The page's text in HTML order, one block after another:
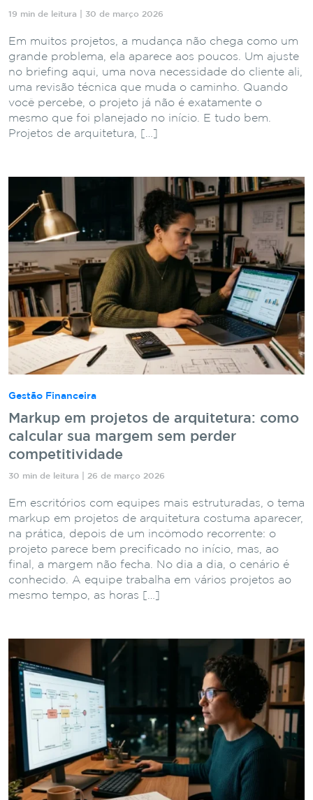
19 min de leitura | 30 de março 2026
Em muitos projetos, a mudança não chega como um
grande problema, ela aparece aos poucos. Um ajuste
no briefing aqui, uma nova necessidade do cliente ali,
uma revisão técnica que muda o caminho. Quando
você percebe, o projeto já não é exatamente o
mesmo que foi planejado no início. E tudo bem.
Projetos de arquitetura, […]
Gestão Financeira
Markup em projetos de arquitetura: como
calcular sua margem sem perder
competitividade
30 min de leitura | 26 de março 2026
Em escritórios com equipes mais estruturadas, o tema
markup em projetos de arquitetura costuma aparecer,
na prática, depois de um incômodo recorrente: o
projeto parece bem precificado no início, mas, ao
final, a margem não fecha. No dia a dia, o cenário é
conhecido. A equipe trabalha em vários projetos ao
mesmo tempo, as horas […]